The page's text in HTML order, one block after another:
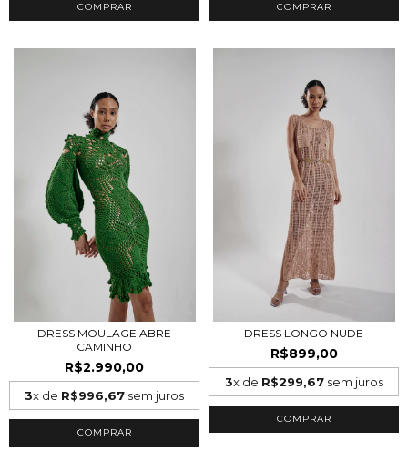
COMPRAR COMPRAR
DRESS MOULAGE ABRE
CAMINHO
R$2.990,00
3x de R$996,67 sem juros
COMPRAR
DRESS LONGO NUDE
R$899,00
3x de R$299,67sem juros
COMPRAR